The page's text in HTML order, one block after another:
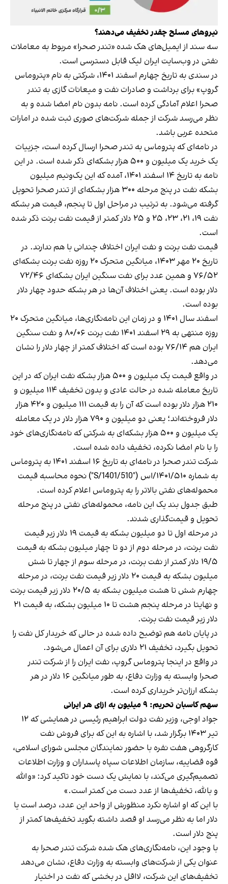
نیروهای مسلح چقدر تخفیف می‌دهند؟
سه سند از ایمیل‌های هک شده «تندر صحرا» مربوط به معاملات
نفتی در وب‌سایت ایران لیک قابل دسترسی است.
در سندی به تاریخ چهارم اسفند ۱۴۰۱، شرکتی به نام «پتروماس
گروپ» برای برداشت و صادرات نفت و میعانات گازی به تندر
صحرا اعلام آمادگی کرده است. نامه بدون نام امضا شده و به
نظر می‌رسد شرکت از جمله شرکت‌های صوری ثبت شده در امارات
متحده عربی باشد.
در نامه‌ای که پتروماس به تندر صحرا ارسال کرده است، جزییات
یک خرید یک میلیون و ۵۰۰ هزار بشکه‌ای ذکر شده است. در این
نامه به تاریخ ۱۴ اسفند ۱۴۰۱، آمده که این یک‌و‌نیم میلیون
بشکه نفت در پنج مرحله ۳۰۰ هزار بشکه‌ای از تندر صحرا تحویل
گرفته می‌شود. به ترتیب در مراحل اول تا پنجم، قیمت هر بشکه
نفت ۱۹، ۲۱، ۲۳، ۲۵ و ۲۵ دلار کمتر از قیمت نفت برنت ذکر شده
است.
قیمت نفت برنت و نفت ایران اختلاف چندانی با هم ندارند. در
تاریخ ۲۰ مهر ۱۴۰۳، میانگین متحرک ۲۰ روزه نفت برنت بشکه‌ای
۷۶/۵۲ و همین عدد برای نفت سنگین ایران بشکه‌ای ۷۲/۴۶
دلار بوده است. یعنی اختلاف آن‌ها در هر بشکه حدود چهار دلار
بوده است.
اسفند سال ۱۴۰۱ و در زمان این نامه‌نگاری‌ها، میانگین متحرک ۲۰
روزه منتهی به ۲۹ اسفند ۱۴۰۱ نفت برنت ۸۰/۰۶ و نفت سنگین
ایران هم ۷۶/۱۴ بوده است که اختلاف کمتر از چهار دلار را نشان
می‌دهد.
در واقع قیمت یک میلیون و ۵۰۰ هزار بشکه نفت ایران که در این
تاریخ معامله شده در حالت عادی و بدون تخفیف ۱۱۴ میلیون و
۲۱۰ هزار دلار بوده است که آن را به قیمت ۱۱۱ میلیون و ۴۲۰ هزار
دلار فروخته‌اند؛ یعنی دو میلیون و ۷۹۰ هزار دلار در یک معامله
یک میلیون و ۵۰۰ هزار بشکه‌ای به شرکتی که نامه‌نگاری‌های خود
را با نام امضا نکرده، تخفیف داده شده است.
شرکت تندر صحرا در نامه‌ای به تاریخ ۱۶ اسفند ۱۴۰۱ به پتروماس
به شماره ۱۴۰۱/۵۱۰/اس ("S/1401/510") نحوه محاسبه قیمت
محموله‌های نفتی بالاتر را به پتروماس اعلام کرده است.
طبق جدول بند یک این نامه، محموله‌های نفتی در پنج مرحله
تحویل و قیمت‌گذاری شدند.
در مرحله اول تا دو میلیون بشکه به قیمت ۱۹ دلار زیر قیمت
نفت برنت، در مرحله دوم از دو تا چهار میلیون بشکه به قیمت
۱۹/۵ دلار کمتر از نفت برنت، در مرحله سوم از چهار تا شش
میلیون بشکه به قیمت ۲۰ دلار زیر قیمت نفت برنت، در مرحله
چهارم شش تا هشت میلیون بشکه به ۲۰/۵ دلار زیر قیمت برنت
و نهایتا در مرحله پنجم هشت تا ۱۰ میلیون بشکه، به قیمت ۲۱
دلار زیر قیمت نفت برنت.
در پایان نامه هم توضیح داده شده در حالی که خریدار کل نفت را
تحویل بگیرد، تخفیف ۲۱ دلاری برای آن اعمال می‌شود.
در واقع در اینجا پتروماس گروپ، نفت ایران را از شرکت تندر
صحرا وابسته به وزارت دفاع، به طور میانگین ۱۶ دلار در هر
بشکه ارزان‌تر خریداری کرده است.
سهم کاسبان تحریم: ۹ میلیون به ازای هر ایرانی
جواد اوجی، وزیر نفت دولت ابراهیم رئیسی در همایشی که ۱۲
تیر ۱۴۰۳ برگزار شد، با اشاره به این که برای فروش نفت
کارگروهی هفت نفره با حضور نمایندگان مجلس شورای اسلامی،
قوه قضاییه، سازمان اطلاعات سپاه پاسداران و وزارت اطلاعات
تصمیم‌گیری می‌کند، با نمایش یک دست خود تاکید کرد: «والله
و بالله، تخفیف‌ها از عدد دست من کمتر است.»
با این که او اشاره نکرد منظورش از واحد این عدد، درصد است یا
دلار اما به نظر می‌رسد او قصد داشته بگوید تخفیف‌ها کمتر از
پنج دلار است.
با وجود این، نامه‌نگاری‌های هک شده شرکت تندر صحرا به
عنوان یکی از شرکت‌های وابسته به وزارت دفاع، نشان می‌دهد
تخفیف‌های این شرکت، لااقل در بخشی که نفت در اختیار